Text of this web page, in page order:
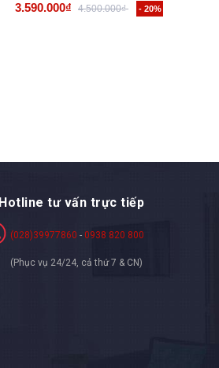
3.590.000₫ 4.500.000₫ - 20%
Hotline tư vấn trực tiếp
(028)39977860 - 0938 820 800
(Phục vụ 24/24, cả thứ 7 & CN)